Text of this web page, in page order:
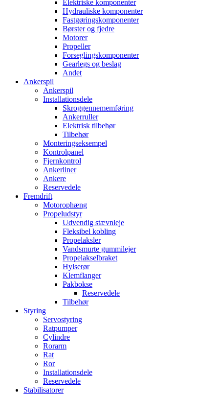
Elektriske komponenter
Hydrauliske komponenter
Fastgøringskomponenter
Børster og fjedre
Motorer
Propeller
Forseglingskomponenter
Gearlegs og beslag
Andet
Ankerspil
Ankerspil
Installationsdele
Skroggennememføring
Ankerruller
Elektrisk tilbehør
Tilbehør
Monteringseksempel
Kontrolpanel
Fjernkontrol
Ankerliner
Ankere
Reservedele
Fremdrift
Motorophæng
Propeludstyr
Udvendig stævnleje
Fleksibel kobling
Propelaksler
Vandsmurte gummilejer
Propelakselbraket
Hylserør
Klemflanger
Pakbokse
Reservedele
Tilbehør
Styring
Servostyring
Ratpumper
Cylindre
Rorarm
Rat
Ror
Installationsdele
Reservedele
Stabilisatorer